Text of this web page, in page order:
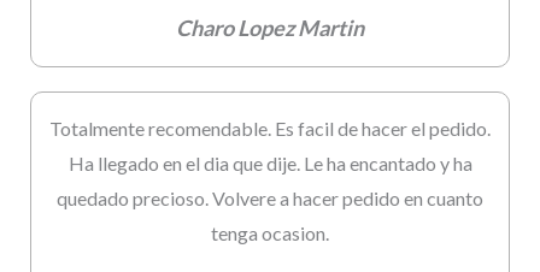
Charo Lopez Martin
Totalmente recomendable. Es facil de hacer el pedido.
Ha llegado en el dia que dije. Le ha encantado y ha
quedado precioso. Volvere a hacer pedido en cuanto
tenga ocasion.